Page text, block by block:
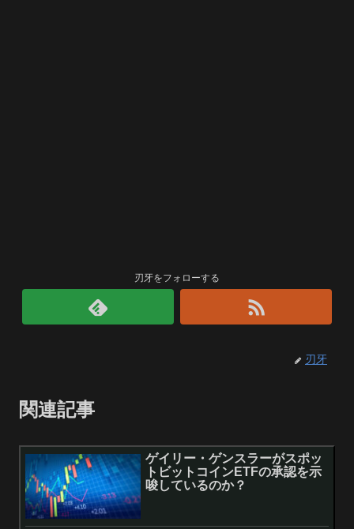
刃牙をフォローする
刃牙
関連記事
ゲイリー・ゲンスラーがスポッ
トビットコインETFの承認を示
唆しているのか？